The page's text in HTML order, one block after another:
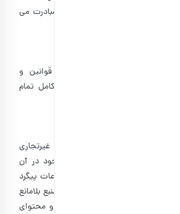
وب­سایت فروشگاه اینترنتی بارجیل مبادرت می
فروشگاه اینترنتی بارجیل بر مبنای قوانین و
در تجارت الکترونیک و با رعایت کامل تمام
این سایت براى استفاده شخصى و غیرتجاری
است و مالکیت معنوی اطلاعات موجود در آن
و هرگونه سوءاستفاده از این اطلاعات پیگرد
غیرتجاری از محتویات سایت با ذکر منبع بلامانع
به استفاده از اطلاعات، تصاویر و محتوای